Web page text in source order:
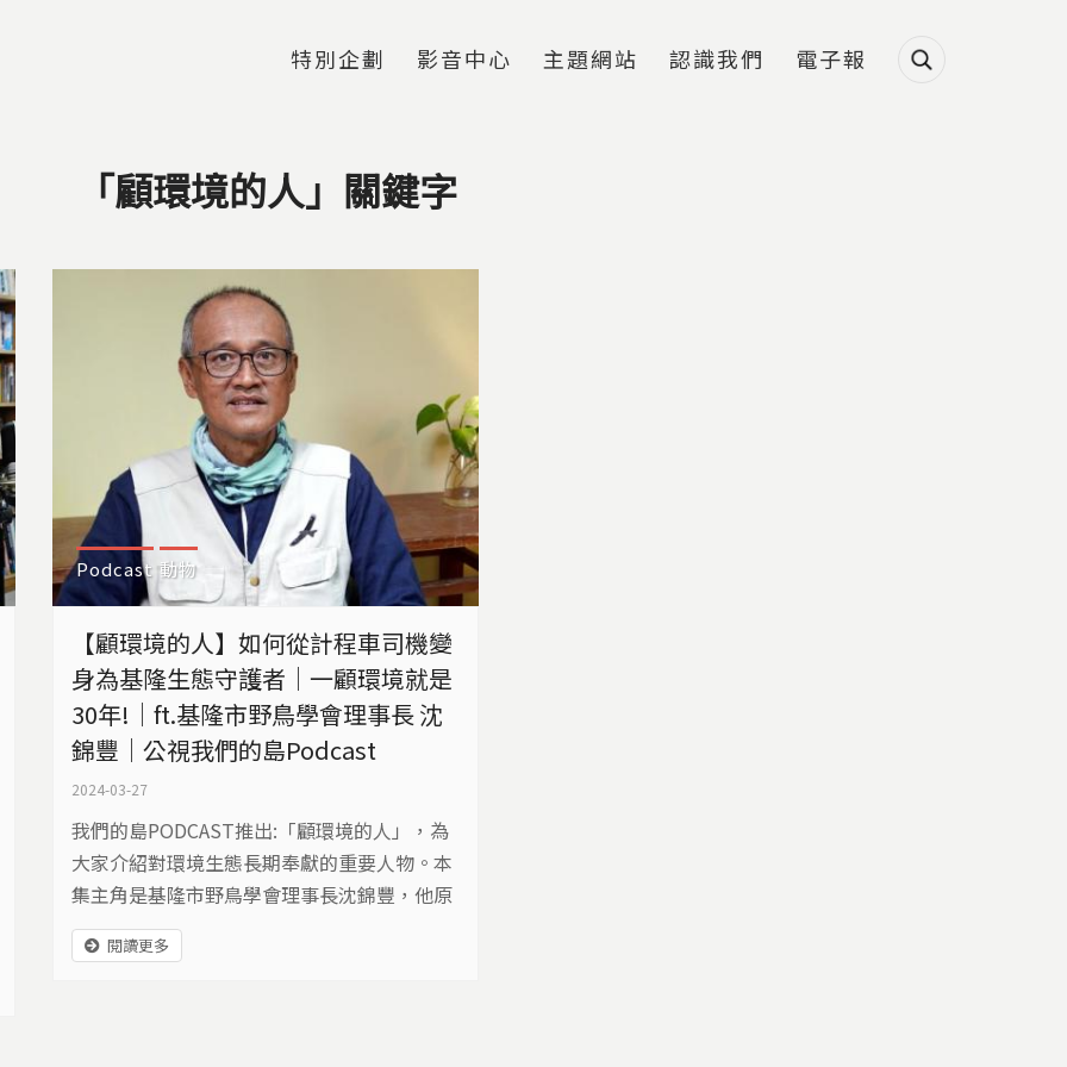
特別企劃 影音中心 主題網站 認識我們 電子報
「顧環境的人」關鍵字
Podcast 動物
【顧環境的人】如何從計程車司機變
身為基隆生態守護者｜一顧環境就是
30年!｜ft.基隆市野鳥學會理事長 沈
錦豐｜公視我們的島Podcast​
2024-03-27
我們的島PODCAST推出:「顧環境的人」，為
大家介紹對環境生態長期奉獻的重要人物。本
集主角是基隆市野鳥學會理事長沈錦豐，他原
本是計程車司機，因為叔叔沈振中熱愛賞鳥，
因此跟著叔叔一股腦栽入了賞鳥、護鳥與各種
閱讀更多